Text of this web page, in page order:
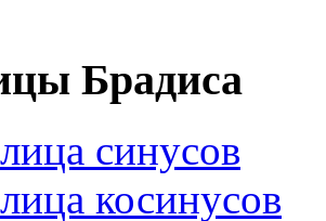
Брадиса
синусов
косинусов